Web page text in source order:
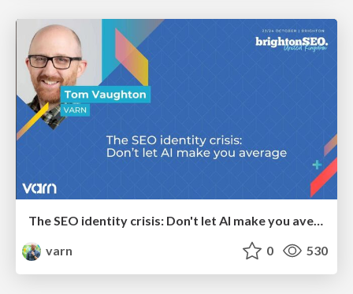
The SEO identity crisis: Don't let AI make you average
varn
0 530